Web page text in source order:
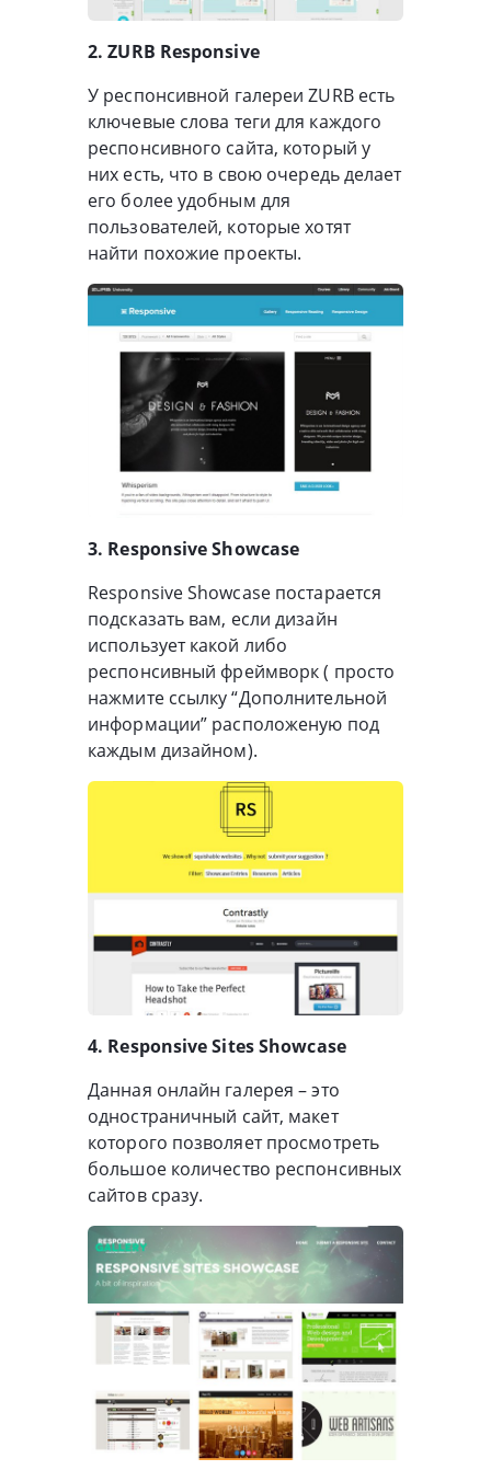
2. ZURB Responsive
У респонсивной галереи ZURB есть
ключевые слова теги для каждого
респонсивного сайта, который у
них есть, что в свою очередь делает
его более удобным для
пользователей, которые хотят
найти похожие проекты.
3. Responsive Showcase
Responsive Showcase постарается
подсказать вам, если дизайн
использует какой либо
респонсивный фреймворк ( просто
нажмите ссылку “Дополнительной
информации” расположеную под
каждым дизайном).
4. Responsive Sites Showcase
Данная онлайн галерея – это
одностраничный сайт, макет
которого позволяет просмотреть
большое количество респонсивных
сайтов сразу.